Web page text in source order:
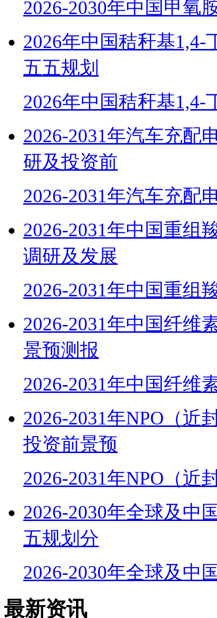
2026-2030年中国甲氧
2026年中国秸秆基1,4-
五五规划
2026年中国秸秆基1,4-
2026-2031年汽车充配
研及投资前
2026-2031年汽车充配
2026-2031年中国重组
调研及发展
2026-2031年中国重组
2026-2031年中国纤维
景预测报
2026-2031年中国纤维
2026-2031年NPO（近
投资前景预
2026-2031年NPO（近
2026-2030年全球及中
五规划分
2026-2030年全球及中
最新资讯